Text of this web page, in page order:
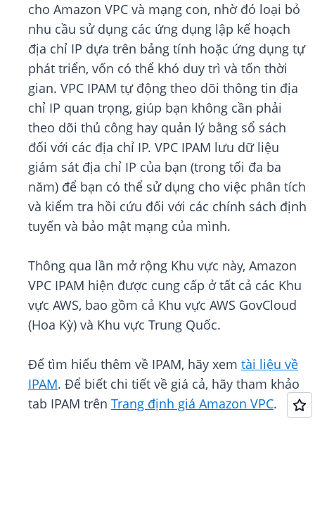
cho Amazon VPC và mạng con, nhờ đó loại bỏ
nhu cầu sử dụng các ứng dụng lập kế hoạch
địa chỉ IP dựa trên bảng tính hoặc ứng dụng tự
phát triển, vốn có thể khó duy trì và tốn thời
gian. VPC IPAM tự động theo dõi thông tin địa
chỉ IP quan trọng, giúp bạn không cần phải
theo dõi thủ công hay quản lý bằng sổ sách
đối với các địa chỉ IP. VPC IPAM lưu dữ liệu
giám sát địa chỉ IP của bạn (trong tối đa ba
năm) để bạn có thể sử dụng cho việc phân tích
và kiểm tra hồi cứu đối với các chính sách định
tuyến và bảo mật mạng của mình.
Thông qua lần mở rộng Khu vực này, Amazon
VPC IPAM hiện được cung cấp ở tất cả các Khu
vực AWS, bao gồm cả Khu vực AWS GovCloud
(Hoa Kỳ) và Khu vực Trung Quốc.
Để tìm hiểu thêm về IPAM, hãy xem tài liệu về
IPAM. Để biết chi tiết về giá cả, hãy tham khảo
tab IPAM trên Trang định giá Amazon VPC.